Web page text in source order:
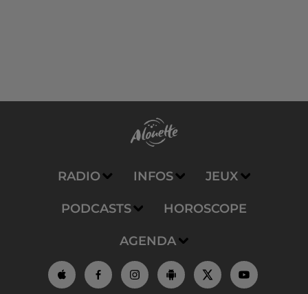
RADIO INFOS JEUX
PODCASTS HOROSCOPE
AGENDA